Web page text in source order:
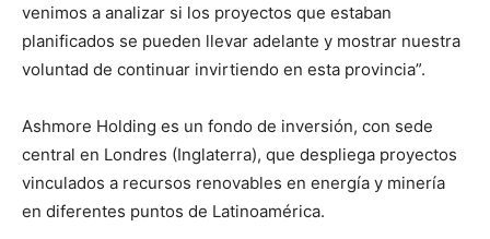
venimos a analizar si los proyectos que estaban
planificados se pueden llevar adelante y mostrar nuestra
voluntad de continuar invirtiendo en esta provincia”.
Ashmore Holding es un fondo de inversión, con sede
central en Londres (Inglaterra), que despliega proyectos
vinculados a recursos renovables en energía y minería
en diferentes puntos de Latinoamérica.